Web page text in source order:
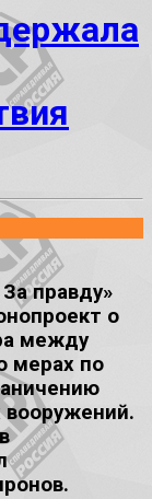
правду»
о
между
мерах по
вооружений.